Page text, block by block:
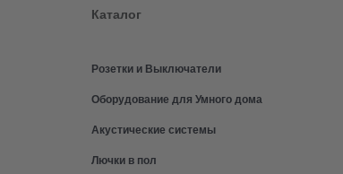
Каталог
Розетки и Выключатели
Оборудование для Умного дома
Акустические системы
Лючки в пол